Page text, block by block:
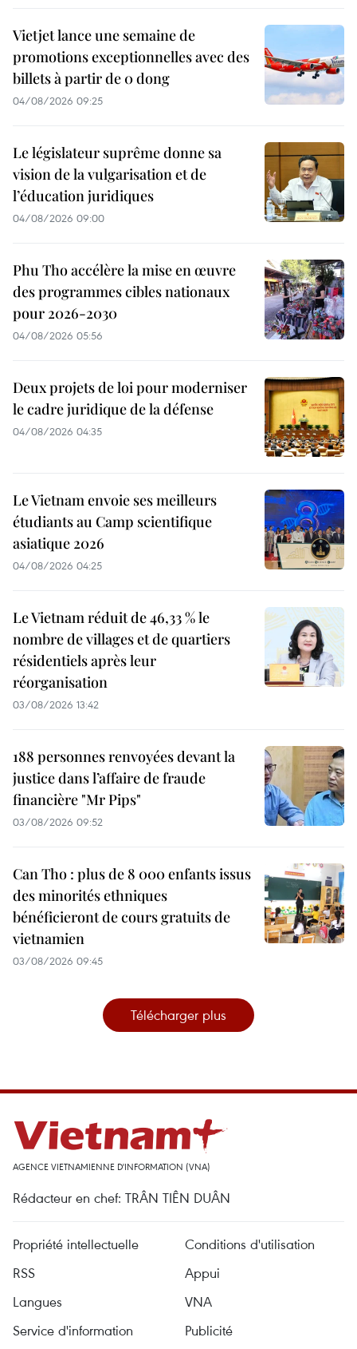
Vietjet lance une semaine de
promotions exceptionnelles avec des
billets à partir de 0 dong
04/08/2026 09:25
Le législateur suprême donne sa
vision de la vulgarisation et de
l’éducation juridiques
04/08/2026 09:00
Phu Tho accélère la mise en œuvre
des programmes cibles nationaux
pour 2026-2030
04/08/2026 05:56
Deux projets de loi pour moderniser
le cadre juridique de la défense
04/08/2026 04:35
Le Vietnam envoie ses meilleurs
étudiants au Camp scientifique
asiatique 2026
04/08/2026 04:25
Le Vietnam réduit de 46,33 % le
nombre de villages et de quartiers
résidentiels après leur
réorganisation
03/08/2026 13:42
188 personnes renvoyées devant la
justice dans l’affaire de fraude
financière "Mr Pips"
03/08/2026 09:52
Can Tho : plus de 8 000 enfants issus
des minorités ethniques
bénéficieront de cours gratuits de
vietnamien
03/08/2026 09:45
Télécharger plus
AGENCE VIETNAMIENNE D'INFORMATION (VNA)
Rédacteur en chef: TRÂN TIÊN DUÂN
Propriété intellectuelle
Conditions d'utilisation
RSS
Appui
Langues
VNA
Service d'information
Publicité